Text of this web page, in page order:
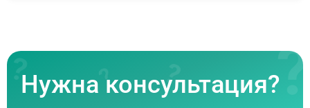
Нужна консультация?